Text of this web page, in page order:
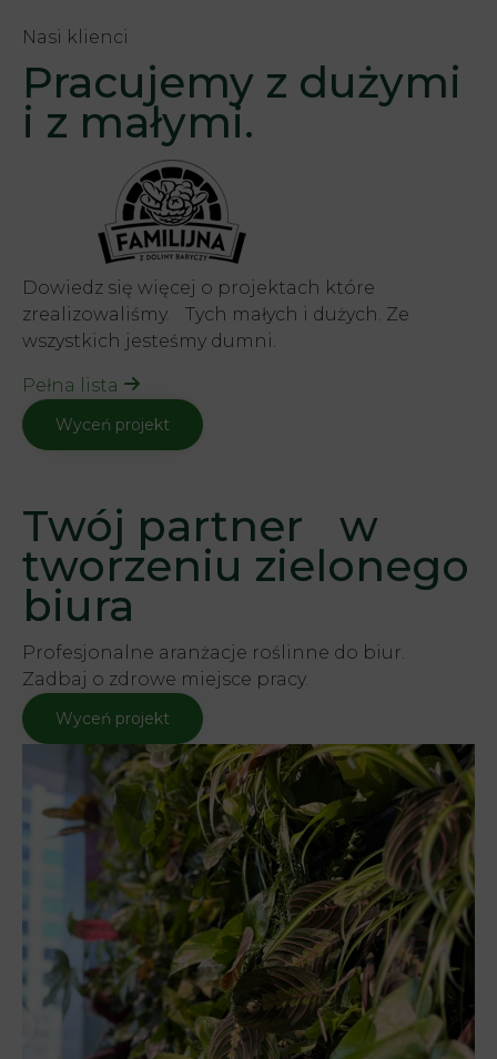
Nasi klienci
Pracujemy z dużymi
i z małymi.
Dowiedz się więcej o projektach które
zrealizowaliśmy. Tych małych i dużych. Ze
wszystkich jesteśmy dumni.
Pełna lista
Wyceń projekt
Twój partner w
tworzeniu zielonego
biura
Profesjonalne aranżacje roślinne do biur.
Zadbaj o zdrowe miejsce pracy.
Wyceń projekt